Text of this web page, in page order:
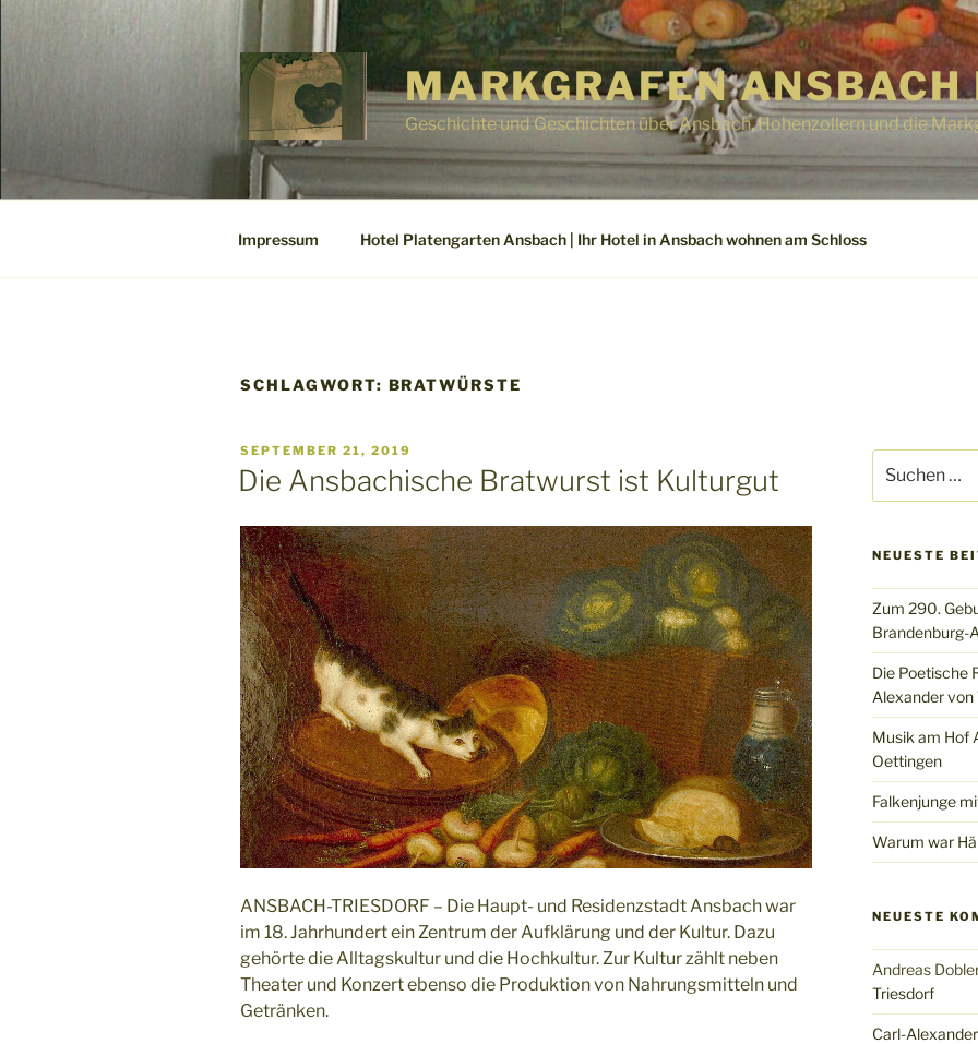
MARKGRAFEN ANSBACH
Geschichte und Geschichten über Ansbach, Hohenzollern und die
Impressum Hotel Platengarten Ansbach | Ihr Hotel in Ansbach wohnen am Schloss
SCHLAGWORT: BRATWÜRSTE
VERÖFFENTLICHT
AM
SEPTEMBER 21, 2019
Die Ansbachische Bratwurst ist Kulturgut
ANSBACH-TRIESDORF – Die Haupt- und Residenzstadt Ansbach war
im 18. Jahrhundert ein Zentrum der Aufklärung und der Kultur. Dazu
gehörte die Alltagskultur und die Hochkultur. Zur Kultur zählt neben
Theater und Konzert ebenso die Produktion von Nahrungsmitteln und
Getränken.
nach:
NEUESTE
Zum 290.
Brandenburg-
Die Poetische
Alexander
Musik am Hof
Oettingen
Falkenjunge
Warum war
NEUESTE
Andreas
Triesdorf
Carl-